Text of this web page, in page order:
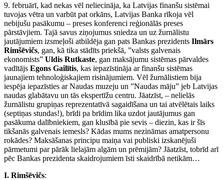
9. februārī, kad nekas vēl neliecināja, ka Latvijas finanšu sistēmai
tuvojas vētra un varbūt pat orkāns, Latvijas Banka rīkoja vēl
nebijušu pasākumu – preses konferenci reģionālās preses
pārstāvjiem. Tajā savus ziņojumus sniedza un uz žurnālistu
jautājumiem izsmeļoši atbildēja gan pats Bankas prezidents Ilmārs
Rimšēvičs, gan, kā tika stādīts priekšā, ”valsts galvenais
ekonomists” Uldis Rutkaste, gan maksājumu sistēmas pārvaldes
vadītājs Egons Gailītis, kas iepazīstināja ar finanšu sistēmas
jaunajiem tehnoloģiskajiem risinājumiem. Vēl žurnālistiem bija
iespēja iepazīsties ar Naudas muzeju un ”Naudas māju” jeb Latvijas
naudas glabātavu un tās ekspertīžu centru. Jāatzīst, – nelielās
žurnālistu grupiņas reprezentatīvā sagaidīšana un tai atvēlētais laiks
(septiņas stundas!), brīdi pa brīdim lika uzdot jautājumus gan
pasākuma dalībniekiem, gan klusībā pie sevis – diezin, kas ir šīs
tikšanās galvenais iemesls? Kādas mums nezināmas amatpersonu
rokādes? Maksāšanas principu maiņa vai publiski izskanējuši
pārmetumi par pārāk lielajām algām un prēmijām? Jāatzīst, tobrīd arī
pēc Bankas prezidenta skaidrojumiem īsti skaidrībā netikām…
I. Rimšēvičs: